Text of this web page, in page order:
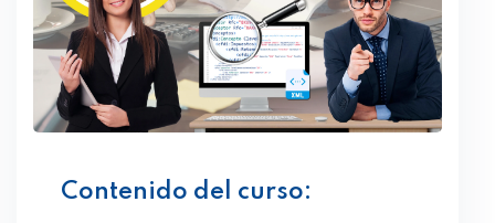
Contenido del curso: